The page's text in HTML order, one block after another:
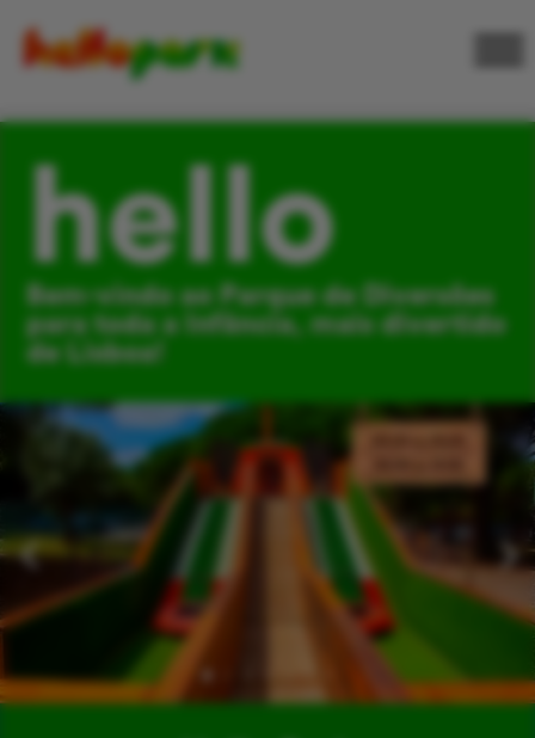
hello
Bem-vindo ao Parque de Diversões
para toda a Infância, mais divertido
de Lisboa!